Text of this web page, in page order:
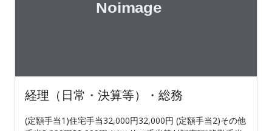
経理（日常・決算等）・総務
(定額手当1)住宅手当32,000円32,000円 (定額手当2)その他